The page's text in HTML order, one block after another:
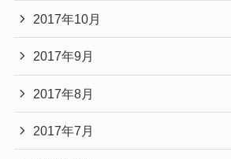
2017年10月
2017年9月
2017年8月
2017年7月